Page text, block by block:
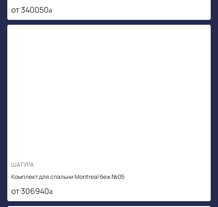
от 340050
ШАТУРА
Комплект для спальни Montreal беж №05
от 306940